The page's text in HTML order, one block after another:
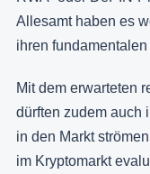
Allesamt haben es
ihren
Mit dem erwarteten
dürften zudem auch
in den Markt
im Kryptomarkt